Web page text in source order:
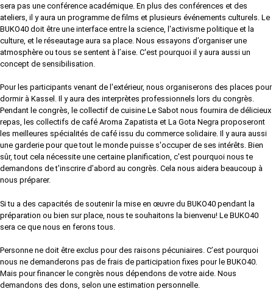
sera pas une conférence académique. En plus des conférences et des
ateliers, il y aura un programme de films et plusieurs événements culturels. Le
BUKO40 doit être une interface entre la science, l'activisme politique et la
culture, et le réseautage aura sa place. Nous essayons d’organiser une
atmosphère ou tous se sentent à l’aise. C'est pourquoi il y aura aussi un
concept de sensibilisation.
Pour les participants venant de l'extérieur, nous organiserons des places pour
dormir à Kassel. Il y aura des interprètes professionnels lors du congrès.
Pendant le congrès, le collectif de cuisine Le Sabot nous fournira de délicieux
repas, les collectifs de café Aroma Zapatista et La Gota Negra proposeront
les meilleures spécialités de café issu du commerce solidaire. Il y aura aussi
une garderie pour que tout le monde puisse s'occuper de ses intérêts. Bien
sûr, tout cela nécessite une certaine planification, c'est pourquoi nous te
demandons de t'inscrire d’abord au congrès. Cela nous aidera beaucoup à
nous préparer.
Si tu a des capacités de soutenir la mise en œuvre du BUKO40 pendant la
préparation ou bien sur place, nous te souhaitons la bienvenu! Le BUKO40
sera ce que nous en ferons tous.
Personne ne doit être exclus pour des raisons pécuniaires. C’est pourquoi
nous ne demanderons pas de frais de participation fixes pour le BUKO40.
Mais pour financer le congrès nous dépendons de votre aide. Nous
demandons des dons, selon une estimation personnelle.